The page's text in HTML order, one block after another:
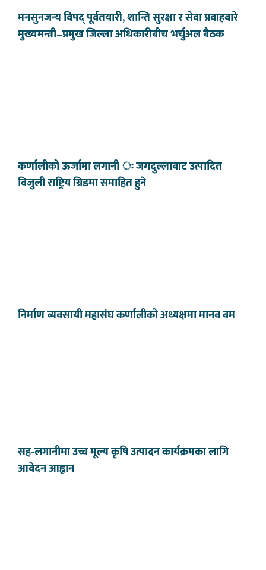
मनसुनजन्य विपद् पूर्वतयारी, शान्ति सुरक्षा र सेवा प्रवाहबारे
मुख्यमन्त्री–प्रमुख जिल्ला अधिकारीबीच भर्चुअल बैठक
कर्णालीको ऊर्जामा लगानी ः जगदुल्लाबाट उत्पादित
विजुली राष्ट्रिय ग्रिडमा समाहित हुने
निर्माण व्यवसायी महासंघ कर्णालीको अध्यक्षमा मानव बम
सह-लगानीमा उच्च मूल्य कृषि उत्पादन कार्यक्रमका लागि
आवेदन आह्वान